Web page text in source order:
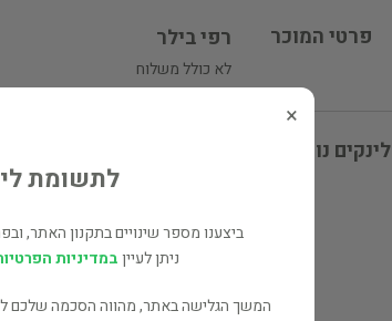
פרטי המוכר רפי בילר
לא כולל משלוח
לינקים נוספים
עוד ספרים מאותו מחבר/ת - קון איגולדן (2
בעל הספר? לחץ כאן לעריכה/הסרה
מוכר ספר זהה? לחץ כאן להוספה
×
לתשומת
ביצענו מספר שינויים בתקנון האתר,
ניתן לעייןבמדיניות
המשך הגלישה באתר, מהווה הסכמה שלכם